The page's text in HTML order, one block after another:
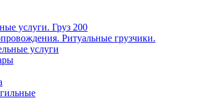
услуги. Груз 200
Ритуальные грузчики.
услуги